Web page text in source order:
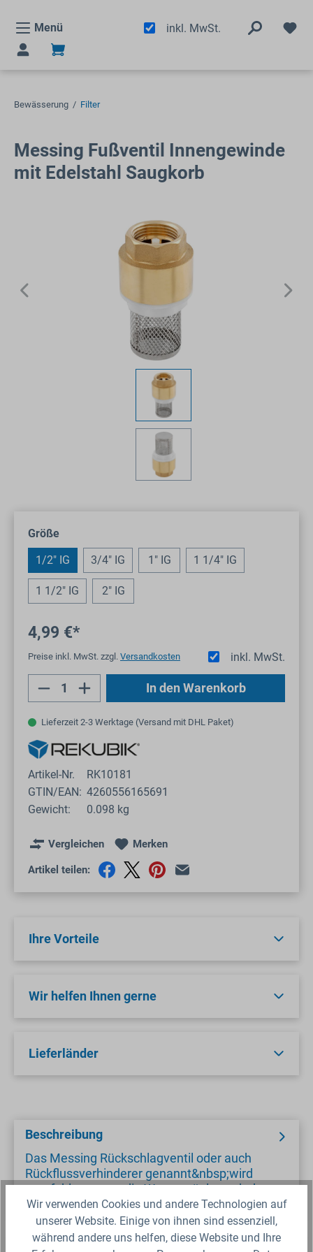
Menü
inkl. MwSt.
Bewässerung / Filter
Messing Fußventil Innengewinde
mit Edelstahl Saugkorb
Größeauswählen
1/2" IG 3/4" IG 1" IG 1 1/4" IG
1 1/2" IG 2" IG
4,99 €*
inkl. MwSt.
Preise inkl. MwSt. zzgl. Versandkosten
Produkt Anzahl: Gib den gewünschten
In den Warenkorb
Lieferzeit 2-3 Werktage (Versand mit DHL Paket)
Artikel-Nr.
RK10181
GTIN/EAN: 4260556165691
Gewicht:
0.098 kg
Vergleichen Merken
Artikel teilen:
Ihre Vorteile
Wir helfen Ihnen gerne
Lieferländer
Beschreibung
Das Messing Rückschlagventil oder auch
Rückflussverhinderer genannt&nbsp;wird
empfohlen, wenn die Wassersäule nach dem
Absch…
Hinweise bezüglich der Gewindegröße
Wir verwenden Cookies und andere Technologien auf
unserer Website. Einige von ihnen sind essenziell,
während andere uns helfen, diese Website und Ihre